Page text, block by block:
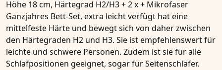
Höhe 18 cm, Härtegrad H2/H3 + 2 x + Mikrofaser
Ganzjahres Bett-Set, extra leichtverfügt hat eine
mittelfeste Härte und bewegt sich von daher zwischen
den Härtegraden H2 und H3. Sie ist empfehlenswert für
leichte und schwere Personen. Zudem ist sie für alle
Schlafpositionen geeignet, sogar für Seitenschläfer.